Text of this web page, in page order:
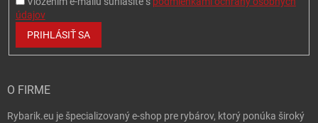
údajov
PRIHLÁSIŤ SA
O FIRME
Rybarik.eu je špecializovaný e-shop pre rybárov, ktorý ponúka široký